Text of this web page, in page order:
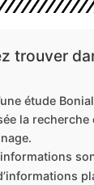
trouver
étude
la